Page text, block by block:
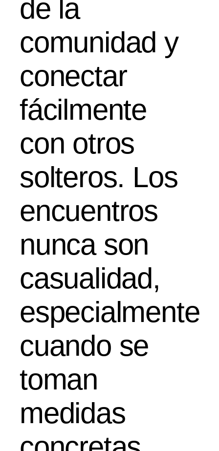
de la
comunidad y
conectar
fácilmente
con otros
solteros. Los
encuentros
nunca son
casualidad,
especialmente
cuando se
toman
medidas